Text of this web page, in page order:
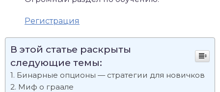
Регистрация
В этой статье раскрыты
следующие темы:
Бинарные опционы — стратегии для новичков
Миф о граале